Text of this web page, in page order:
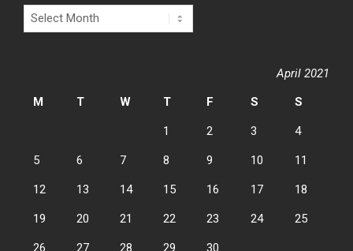
Archives
April 2021
M
T W T F S S
1 2 3 4
5 6 7 8 9 10 11
12 13 14 15 16 17 18
19 20 21 22 23 24 25
26 27 28 29 30